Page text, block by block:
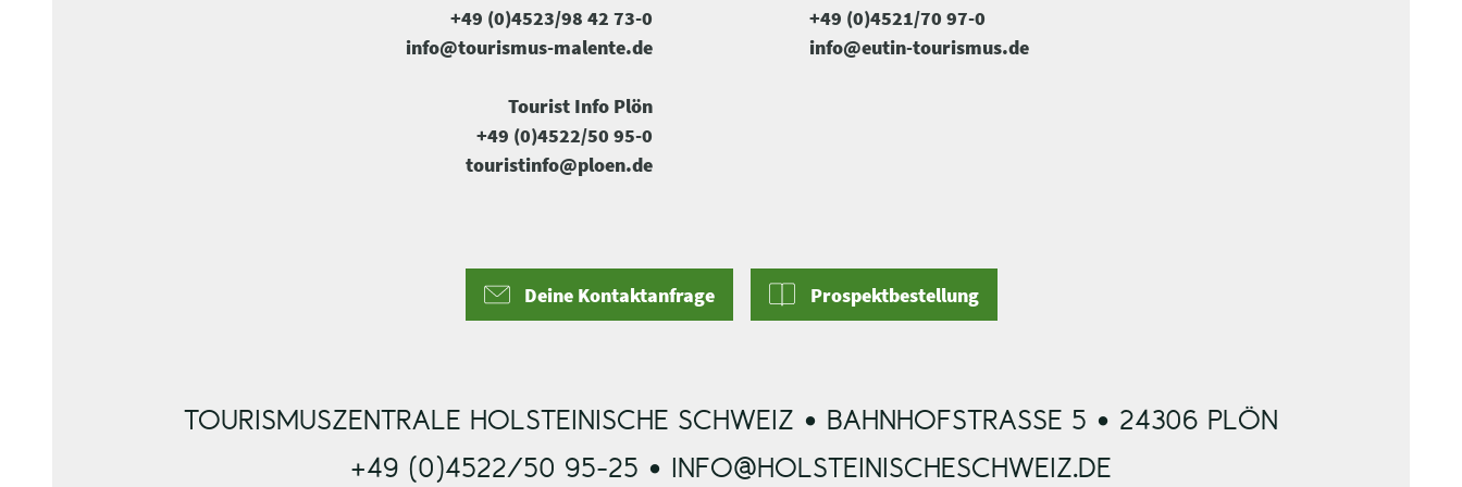
+49 (0)4523/98 42 73-0
info@tourismus-malente.de
Tourist Info Plön
+49 (0)4522/50 95-0
touristinfo@ploen.de
+49 (0)4521/70 97-0
info@eutin-tourismus.de
Deine Kontaktanfrage Prospektbestellung
TOURISMUSZENTRALE HOLSTEINISCHE SCHWEIZ • BAHNHOFSTRASSE 5 • 24306 PLÖN
+49 (0)4522/50 95-25 • INFO@HOLSTEINISCHESCHWEIZ.DE